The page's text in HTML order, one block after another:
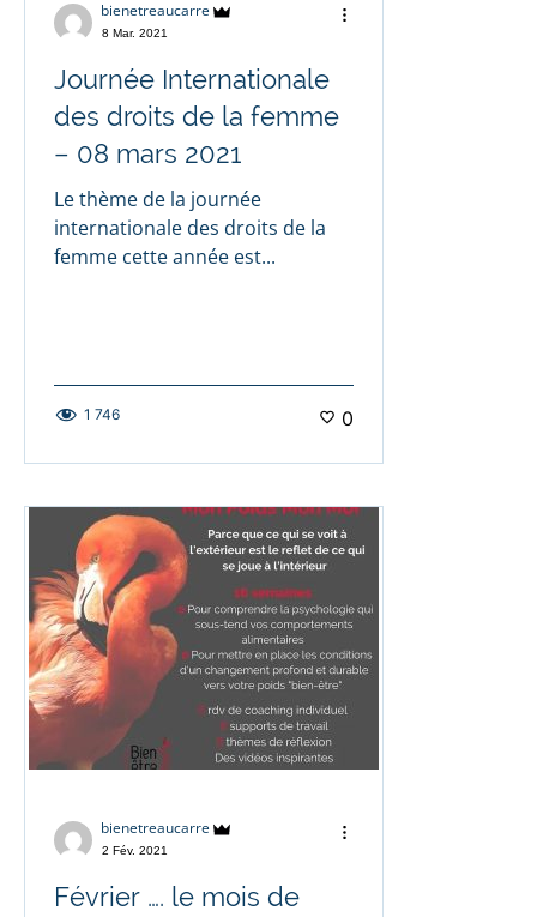
bienetreaucarre
8 Mar. 2021
Journée Internationale
des droits de la femme
– 08 mars 2021
Le thème de la journée
internationale des droits de la
femme cette année est...
1 746 0
bienetreaucarre
2 Fév. 2021
Février …. le mois de